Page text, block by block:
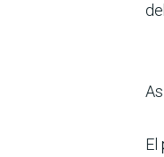
El